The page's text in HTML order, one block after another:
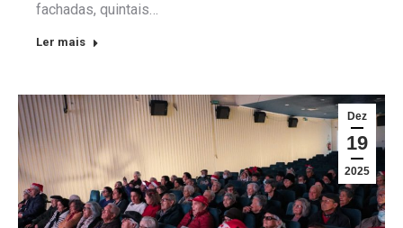
fachadas, quintais…
Ler mais
Dez
19
2025